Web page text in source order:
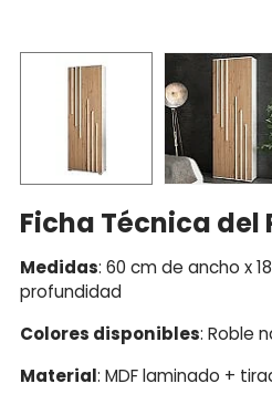
Ficha Técnica del
Medidas: 60 cm de ancho x
profundidad
Colores disponibles: Roble
Material: MDF laminado +